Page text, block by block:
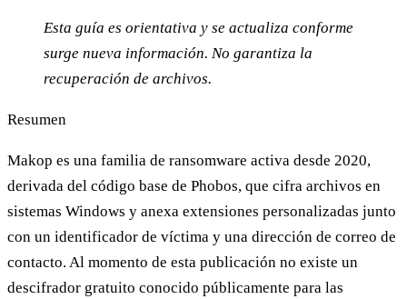
Esta guía es orientativa y se actualiza conforme
surge nueva información. No garantiza la
recuperación de archivos.
Resumen
Makop es una familia de ransomware activa desde 2020,
derivada del código base de Phobos, que cifra archivos en
sistemas Windows y anexa extensiones personalizadas junto
con un identificador de víctima y una dirección de correo de
contacto. Al momento de esta publicación no existe un
descifrador gratuito conocido públicamente para las